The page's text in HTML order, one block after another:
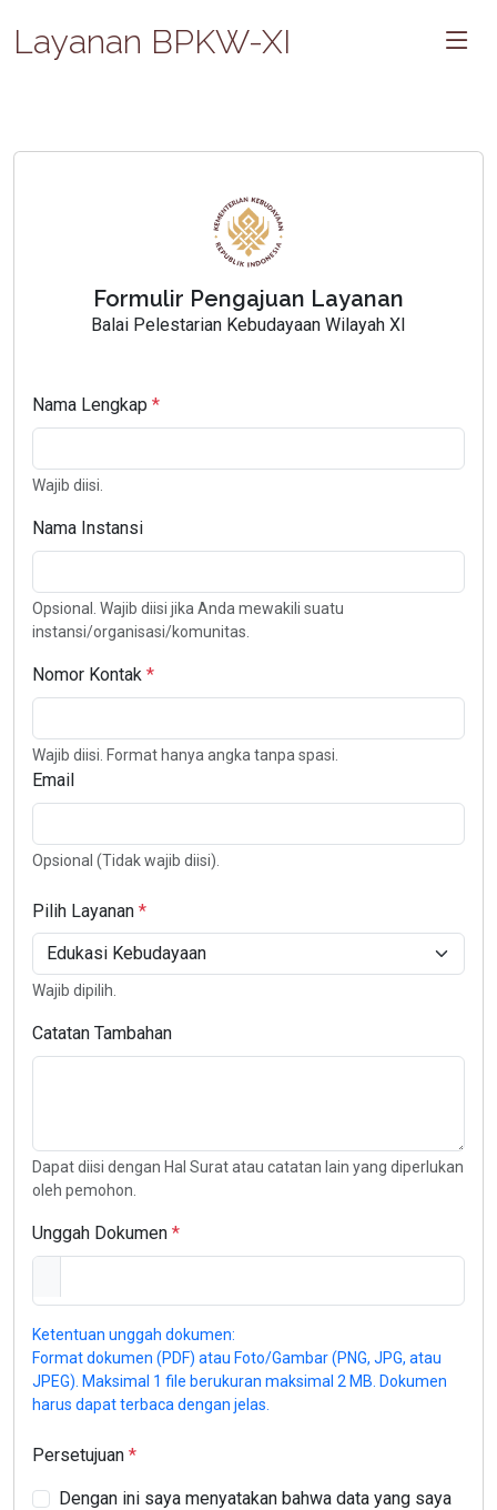
Layanan BPKW-XI
Formulir Pengajuan Layanan
Balai Pelestarian Kebudayaan Wilayah XI
Nama Lengkap
Wajib diisi.
Nama Instansi
Opsional. Wajib diisi jika Anda mewakili suatu
instansi/organisasi/komunitas.
Nomor Kontak
Wajib diisi. Format hanya angka tanpa spasi.
Email
Opsional (Tidak wajib diisi).
Pilih Layanan
Wajib dipilih.
Catatan Tambahan
Dapat diisi dengan Hal Surat atau catatan lain yang diperlukan
oleh pemohon.
Unggah Dokumen
Ketentuan unggah dokumen:
Format dokumen (PDF) atau Foto/Gambar (PNG, JPG, atau
JPEG). Maksimal 1 file berukuran maksimal 2 MB. Dokumen
harus dapat terbaca dengan jelas.
Persetujuan
Dengan ini saya menyatakan bahwa data yang saya